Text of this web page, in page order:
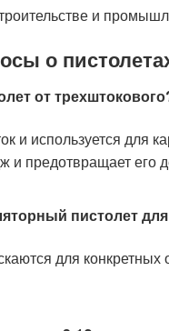
и
о
от
и используется для
и предотвращает
пистолет
для